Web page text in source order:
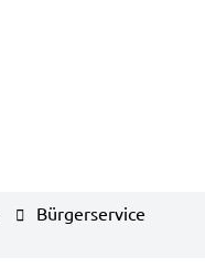
Bürgerservice